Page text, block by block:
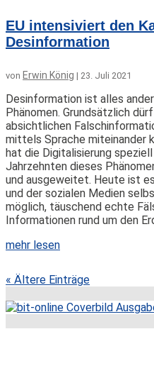
EU intensiviert den
Desinformation
von Erwin König | 23. Juli 2021
Desinformation ist alles
Phänomen. Grundsätzlich
absichtlichen
mittels Sprache miteinander
hat die Digitalisierung
Jahrzehnten dieses
und ausgeweitet. Heute ist
und der sozialen Medien
möglich, täuschend echte
Informationen rund um den
mehr lesen
« Ältere Einträge